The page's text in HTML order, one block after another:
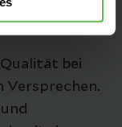
bei
Versprechen.